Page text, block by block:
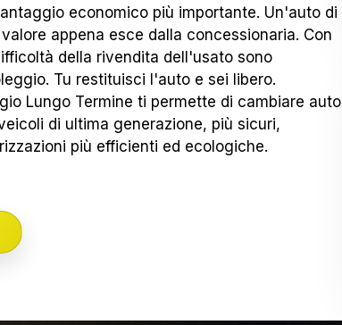
economico più importante. Un'auto di
appena esce dalla concessionaria. Con
della rivendita dell'usato sono
Tu restituisci l'auto e sei libero.
Lungo Termine ti permette di cambiare auto
di ultima generazione, più sicuri,
più efficienti ed ecologiche.